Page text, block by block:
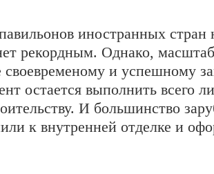
иностранных
рекордным. Однако,
своевременому и успешному
остается выполнить всего
И большинство
к внутренней отделке и